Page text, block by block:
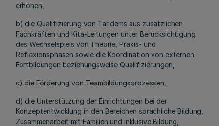
erhöhen,
b) die Qualifizierung von Tandems aus zusätzlichen
Fachkräften und Kita-Leitungen unter Berücksichtigung
des Wechselspiels von Theorie, Praxis- und
Reflexionsphasen sowie die Koordination von externen
Fortbildungen beziehungsweise Qualifizierungen,
c) die Förderung von Teambildungsprozessen,
d) die Unterstützung der Einrichtungen bei der
Konzeptentwicklung in den Bereichen sprachliche Bildung,
Zusammenarbeit mit Familien und inklusive Bildung,